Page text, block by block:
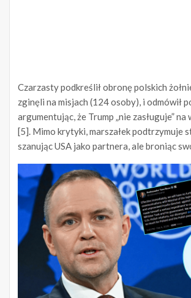
Czarzasty podkreślił obronę polskich
zginęli na misjach (124 osoby), i odmówił
argumentując, że Trump „nie zasługuje”
[5]. Mimo krytyki, marszałek podtrzymuje
szanując USA jako partnera, ale broniąc